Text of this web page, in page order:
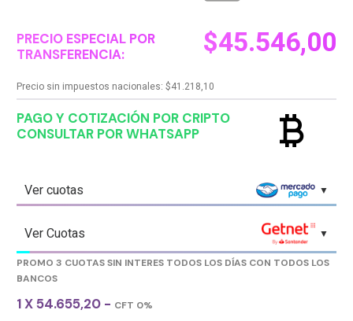
PRECIO ESPECIAL POR
TRANSFERENCIA:
$45.546,00
Precio sin impuestos nacionales: $41.218,10
PAGO Y COTIZACIÓN POR CRIPTO
CONSULTAR POR WHATSAPP
currency_bitcoin
Ver cuotas
Ver Cuotas
PROMO 3 CUOTAS SIN INTERES TODOS LOS DÍAS CON TODOS LOS
BANCOS
1 X 54.655,20 - CFT 0%